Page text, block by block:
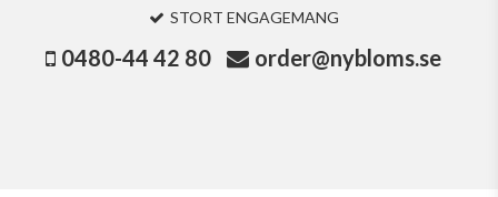
STORT ENGAGEMANG
0480-44 42 80 order@nybloms.se